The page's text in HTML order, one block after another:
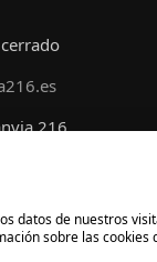
216
datos de nuestros
sobre las cookies